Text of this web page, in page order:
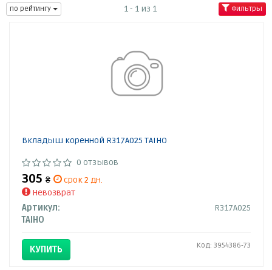
по рейтингу 1 - 1 из 1 Фильтры
Вкладыш коренной R317A025 TAIHO
0 отзывов
305 ₴
срок 2 дн.
Невозврат
Артикул:
R317A025
TAIHO
КУПИТЬ Код: 3954386-73